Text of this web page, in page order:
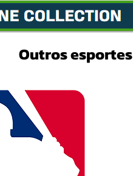
Outros esportes